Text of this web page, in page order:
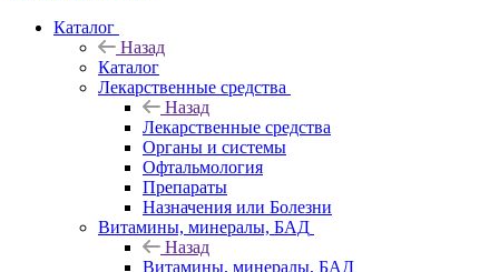
Каталог
Назад
Каталог
Лекарственные средства
Назад
Лекарственные средства
Органы и системы
Офтальмология
Препараты
Назначения или Болезни
Витамины, минералы, БАД
Назад
Витамины, минералы, БАД